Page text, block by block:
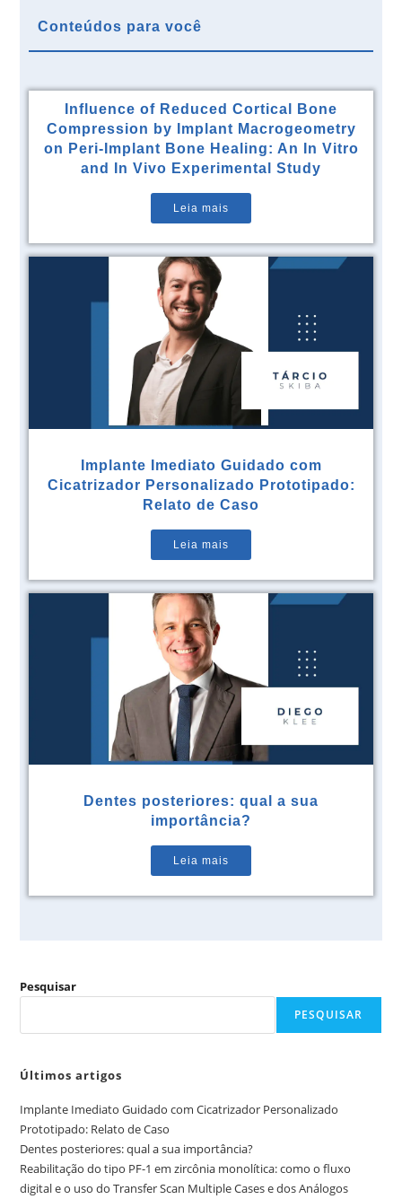
Conteúdos para você
Influence of Reduced Cortical Bone
Compression by Implant Macrogeometry
on Peri-Implant Bone Healing: An In Vitro
and In Vivo Experimental Study
Leia mais
Implante Imediato Guidado com
Cicatrizador Personalizado Prototipado:
Relato de Caso
Leia mais
Dentes posteriores: qual a sua
importância?
Leia mais
Pesquisar
PESQUISAR
Últimos artigos
Implante Imediato Guidado com Cicatrizador Personalizado
Prototipado: Relato de Caso
Dentes posteriores: qual a sua importância?
Reabilitação do tipo PF-1 em zircônia monolítica: como o fluxo
digital e o uso do Transfer Scan Multiple Cases e dos Análogos